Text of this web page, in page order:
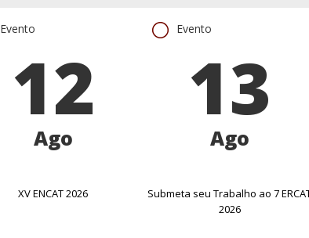
Evento
12
Ago
XV ENCAT 2026
Evento
13
Ago
Submeta seu Trabalho ao 7
2026